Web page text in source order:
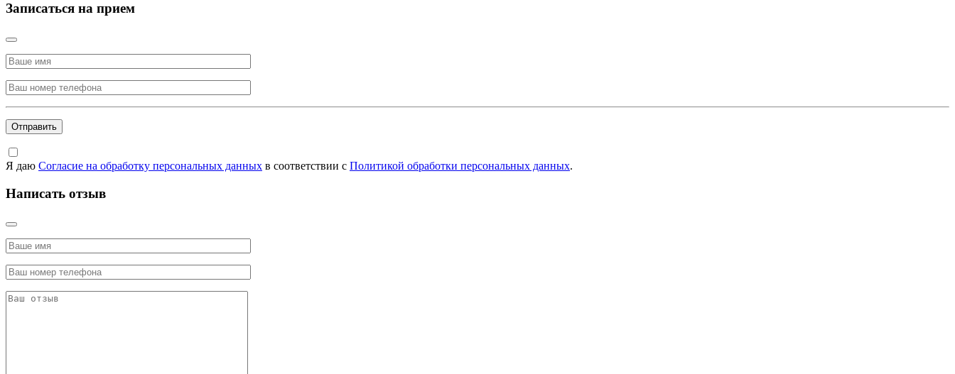
Записаться на прием
Я даю Согласие на обработку персональных данных в соответствии с Политикой обработки персональных данных.
Написать отзыв